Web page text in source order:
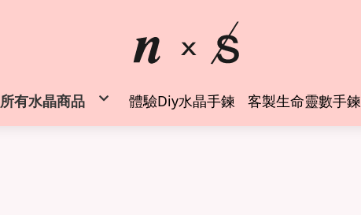
所有水晶商品 體驗Diy水晶手鍊 客製生命靈數手鍊